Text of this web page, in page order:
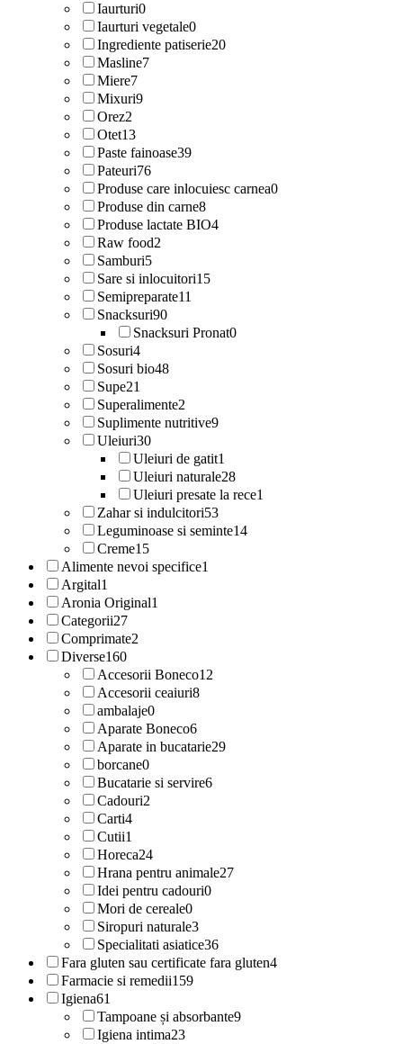
Iaurturi0
Iaurturi vegetale0
Ingrediente patiserie20
Masline7
Miere7
Mixuri9
Orez2
Otet13
Paste fainoase39
Pateuri76
Produse care inlocuiesc carnea0
Produse din carne8
Produse lactate BIO4
Raw food2
Samburi5
Sare si inlocuitori15
Semipreparate11
Snacksuri90
Snacksuri Pronat0
Sosuri4
Sosuri bio48
Supe21
Superalimente2
Suplimente nutritive9
Uleiuri30
Uleiuri de gatit1
Uleiuri naturale28
Uleiuri presate la rece1
Zahar si indulcitori53
Leguminoase si seminte14
Creme15
Alimente nevoi specifice1
Argital1
Aronia Original1
Categorii27
Comprimate2
Diverse160
Accesorii Boneco12
Accesorii ceaiuri8
ambalaje0
Aparate Boneco6
Aparate in bucatarie29
borcane0
Bucatarie si servire6
Cadouri2
Carti4
Cutii1
Horeca24
Hrana pentru animale27
Idei pentru cadouri0
Mori de cereale0
Siropuri naturale3
Specialitati asiatice36
Fara gluten sau certificate fara gluten4
Farmacie si remedii159
Igiena61
Tampoane și absorbante9
Igiena intima23